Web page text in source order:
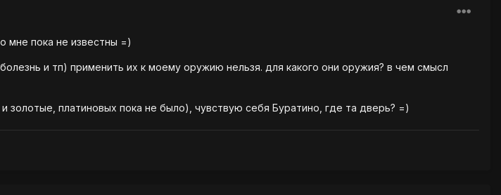
мне пока не известны =)
и тп) применить их к моему оружию нельзя. для какого они оружия? в чем смысл
золотые, платиновых пока не было), чувствую себя Буратино, где та дверь? =)